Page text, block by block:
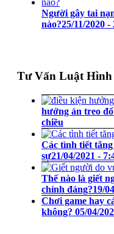
Người gây tai
nào?25/11/2020 -
Tư Vấn Luật Hình
hưởng án treo
chiều
Các tình tiết
sự21/04/2021 -
Thế nào là giết
chính đáng?19/
Chơi game hay
không? 05/04/